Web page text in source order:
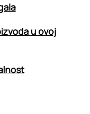
u ovoj